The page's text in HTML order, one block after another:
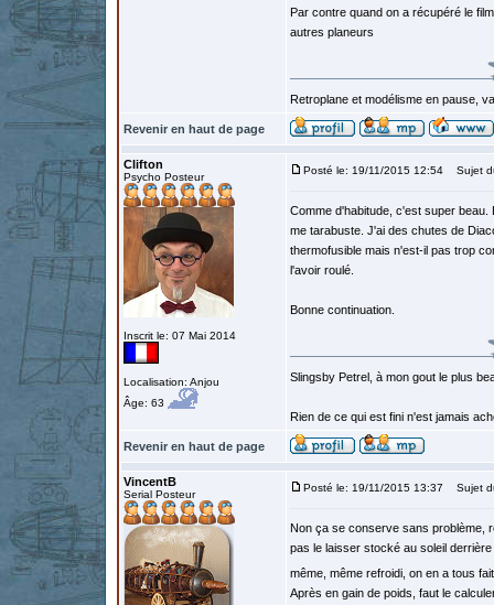
Par contre quand on a récupéré le
autres planeurs
Retroplane et modélisme en pause,
Revenir en haut de page
Clifton
Psycho Posteur
Inscrit le: 07 Mai 2014
Localisation: Anjou
Âge: 63
Posté le: 19/11/2015 12:54 Sujet
Comme d'habitude, c'est super
me tarabuste. J'ai des chutes de
thermofusible mais n'est-il pas trop
l'avoir roulé.
Bonne continuation.
Slingsby Petrel, à mon gout le plus
Rien de ce qui est fini n'est jamais
Revenir en haut de page
VincentB
Serial Posteur
Posté le: 19/11/2015 13:37 Sujet
Non ça se conserve sans problème,
pas le laisser stocké au soleil
même, même refroidi, on en a tous
Après en gain de poids, faut le